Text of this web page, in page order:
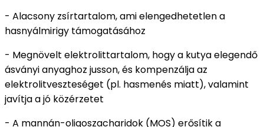
- Alacsony zsírtartalom, ami elengedhetetlen a
hasnyálmirigy támogatásához
- Megnövelt elektrolittartalom, hogy a kutya elegendő
ásványi anyaghoz jusson, és kompenzálja az
elektrolitveszteséget (pl. hasmenés miatt), valamint
javítja a jó közérzetet
- A mannán-oligoszacharidok (MOS) erősítik a